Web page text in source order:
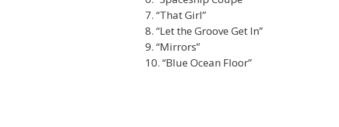
7. “That Girl”
8. “Let the Groove Get In”
9. “Mirrors”
10. “Blue Ocean Floor”